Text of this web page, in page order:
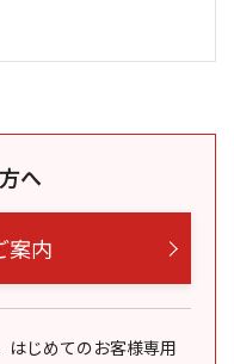
へ
案内
はじめてのお客様専用